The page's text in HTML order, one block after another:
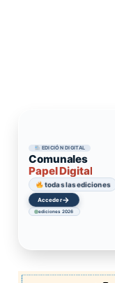
EDICIÓN DIGITAL
Comunales
Papel Digital
todas las ediciones
Acceder→
ediciones 2026